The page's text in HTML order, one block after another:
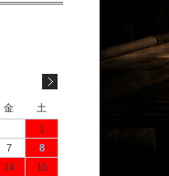
金
土
1
7
8
14
15